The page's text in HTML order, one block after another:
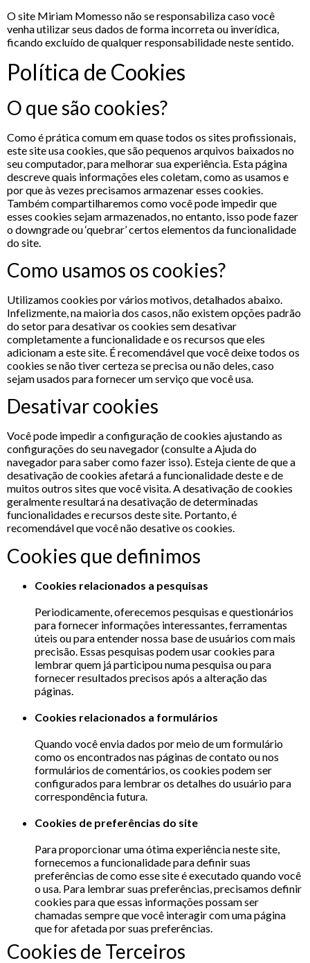
O site Miriam Momesso não se responsabiliza caso você
venha utilizar seus dados de forma incorreta ou inverídica,
ficando excluído de qualquer responsabilidade neste sentido.
Política de Cookies
O que são cookies?
Como é prática comum em quase todos os sites profissionais,
este site usa cookies, que são pequenos arquivos baixados no
seu computador, para melhorar sua experiência. Esta página
descreve quais informações eles coletam, como as usamos e
por que às vezes precisamos armazenar esses cookies.
Também compartilharemos como você pode impedir que
esses cookies sejam armazenados, no entanto, isso pode fazer
o downgrade ou ‘quebrar’ certos elementos da funcionalidade
do site.
Como usamos os cookies?
Utilizamos cookies por vários motivos, detalhados abaixo.
Infelizmente, na maioria dos casos, não existem opções padrão
do setor para desativar os cookies sem desativar
completamente a funcionalidade e os recursos que eles
adicionam a este site. É recomendável que você deixe todos os
cookies se não tiver certeza se precisa ou não deles, caso
sejam usados ​​para fornecer um serviço que você usa.
Desativar cookies
Você pode impedir a configuração de cookies ajustando as
configurações do seu navegador (consulte a Ajuda do
navegador para saber como fazer isso). Esteja ciente de que a
desativação de cookies afetará a funcionalidade deste e de
muitos outros sites que você visita. A desativação de cookies
geralmente resultará na desativação de determinadas
funcionalidades e recursos deste site. Portanto, é
recomendável que você não desative os cookies.
Cookies que definimos
Cookies relacionados a pesquisas
Periodicamente, oferecemos pesquisas e questionários
para fornecer informações interessantes, ferramentas
úteis ou para entender nossa base de usuários com mais
precisão. Essas pesquisas podem usar cookies para
lembrar quem já participou numa pesquisa ou para
fornecer resultados precisos após a alteração das
páginas.
Cookies relacionados a formulários
Quando você envia dados por meio de um formulário
como os encontrados nas páginas de contato ou nos
formulários de comentários, os cookies podem ser
configurados para lembrar os detalhes do usuário para
correspondência futura.
Cookies de preferências do site
Para proporcionar uma ótima experiência neste site,
fornecemos a funcionalidade para definir suas
preferências de como esse site é executado quando você
o usa. Para lembrar suas preferências, precisamos definir
cookies para que essas informações possam ser
chamadas sempre que você interagir com uma página
que for afetada por suas preferências.
Cookies de Terceiros